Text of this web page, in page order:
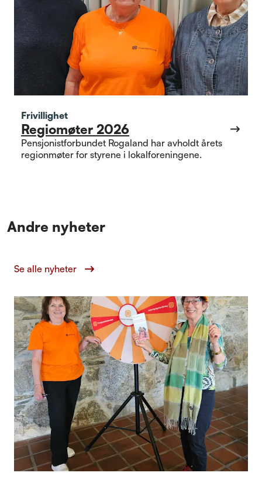
Frivillighet
Regiomøter 2026
Pensjonistforbundet Rogaland har avholdt årets
regionmøter for styrene i lokalforeningene.
Andre nyheter
Se alle nyheter